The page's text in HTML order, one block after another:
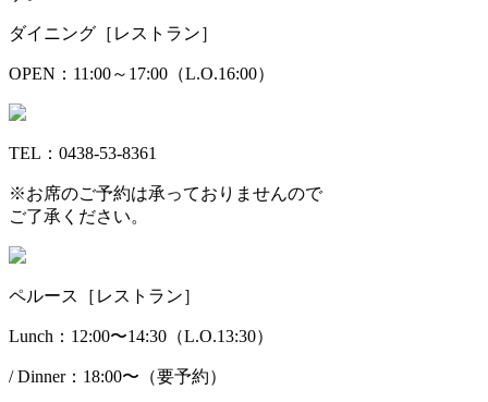
ダイニング［レストラン］
OPEN：11:00～17:00（L.O.16:00）
TEL：0438-53-8361
※お席のご予約は承っておりませんので
ご了承ください。
ペルース［レストラン］
Lunch：12:00〜14:30（L.O.13:30）
/ Dinner：18:00〜（要予約）